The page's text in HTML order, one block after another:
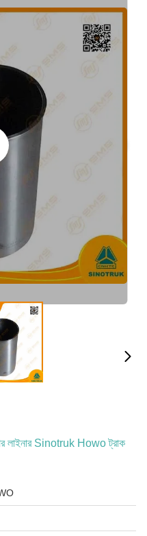
লাইনার Sinotruk Howo ট্রাক
HOWO